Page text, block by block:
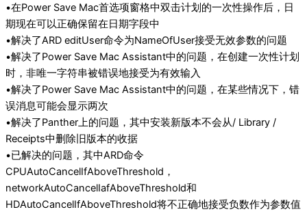
•在Power Save Mac首选项窗格中双击计划的一次性操作后，日
期现在可以正确保留在日期字段中
•解决了ARD editUser命令为NameOfUser接受无效参数的问题
•解决了Power Save Mac Assistant中的问题，在创建一次性计划
时，非唯一字符串被错误地接受为有效输入
•解决了Power Save Mac Assistant中的问题，在某些情况下，错
误消息可能会显示两次
•解决了Panther上的问题，其中安装新版本不会从/ Library /
Receipts中删除旧版本的收据
•已解决的问题，其中ARD命令
CPUAutoCancelIfAboveThreshold，
networkAutoCancelIafAboveThreshold和
HDAutoCancelIfAboveThreshold将不正确地接受负数作为参数值